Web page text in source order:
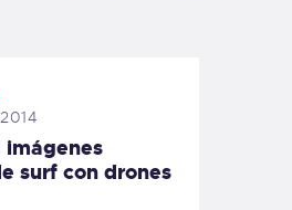
imágenes
surf con drones